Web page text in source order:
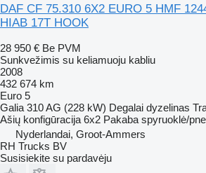
DAF CF 75.310 6X2 EURO 5 HMF
HIAB 17T HOOK
28 950 € Be PVM
Sunkvežimis su keliamuoju kabliu
2008
432 674 km
Euro 5
Galia 310 AG (228 kW) Degalai dyzelinas
Ašių konfigūracija 6x2 Pakaba spyruoklė/
Nyderlandai, Groot-Ammers
RH Trucks BV
Susisiekite su pardavėju